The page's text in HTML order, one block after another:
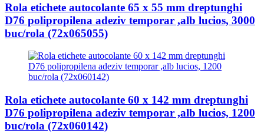
Rola etichete autocolante 65 x 55 mm dreptunghi
D76 polipropilena adeziv temporar ,alb lucios, 3000
buc/rola (72x065055)
Rola etichete autocolante 60 x 142 mm dreptunghi
D76 polipropilena adeziv temporar ,alb lucios, 1200
buc/rola (72x060142)